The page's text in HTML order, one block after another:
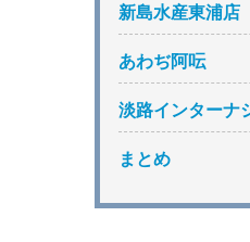
新島水産東浦店
あわぢ阿呍
淡路インターナ
まとめ